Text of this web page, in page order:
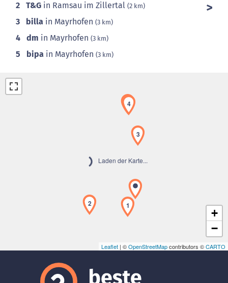
2 T&G in Ramsau im Zillertal (2 km)
3 billa in Mayrhofen (3 km)
4 dm in Mayrhofen (3 km)
5 bipa in Mayrhofen (3 km)
Laden der Karte...
1
2
3
4
5
+
−
Leaflet | ©OpenStreetMapcontributors ©CARTO